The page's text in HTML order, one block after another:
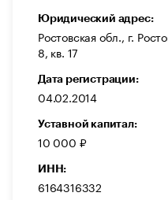
Юридический адрес:
Ростовская обл., г.
8, кв. 17
Дата регистрации:
04.02.2014
Уставной капитал:
10 000 ₽
ИНН:
6164316332